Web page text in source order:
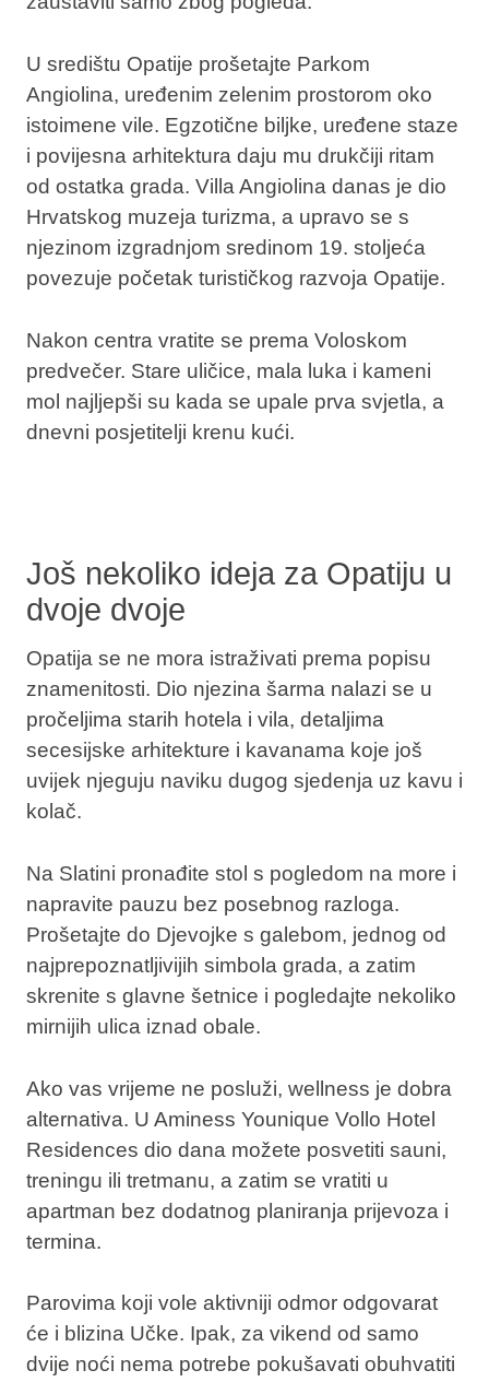
U središtu Opatije prošetajte Parkom
Angiolina, uređenim zelenim prostorom oko
istoimene vile. Egzotične biljke, uređene staze
i povijesna arhitektura daju mu drukčiji ritam
od ostatka grada. Villa Angiolina danas je dio
Hrvatskog muzeja turizma, a upravo se s
njezinom izgradnjom sredinom 19. stoljeća
povezuje početak turističkog razvoja Opatije.
Nakon centra vratite se prema Voloskom
predvečer. Stare uličice, mala luka i kameni
mol najljepši su kada se upale prva svjetla, a
dnevni posjetitelji krenu kući.
Još nekoliko ideja za Opatiju u
dvoje dvoje
Opatija se ne mora istraživati prema popisu
znamenitosti. Dio njezina šarma nalazi se u
pročeljima starih hotela i vila, detaljima
secesijske arhitekture i kavanama koje još
uvijek njeguju naviku dugog sjedenja uz kavu i
kolač.
Na Slatini pronađite stol s pogledom na more i
napravite pauzu bez posebnog razloga.
Prošetajte do Djevojke s galebom, jednog od
najprepoznatljivijih simbola grada, a zatim
skrenite s glavne šetnice i pogledajte nekoliko
mirnijih ulica iznad obale.
Ako vas vrijeme ne posluži, wellness je dobra
alternativa. U Aminess Younique Vollo Hotel
Residences dio dana možete posvetiti sauni,
treningu ili tretmanu, a zatim se vratiti u
apartman bez dodatnog planiranja prijevoza i
termina.
Parovima koji vole aktivniji odmor odgovarat
će i blizina Učke. Ipak, za vikend od samo
dvije noći nema potrebe pokušavati obuhvatiti